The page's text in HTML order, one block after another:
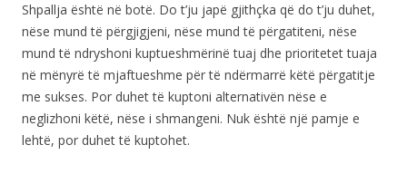
Shpallja është në botë. Do t’ju japë gjithçka që do t’ju duhet,
nëse mund të përgjigjeni, nëse mund të përgatiteni, nëse
mund të ndryshoni kuptueshmërinë tuaj dhe prioritetet tuaja
në mënyrë të mjaftueshme për të ndërmarrë këtë përgatitje
me sukses. Por duhet të kuptoni alternativën nëse e
neglizhoni këtë, nëse i shmangeni. Nuk është një pamje e
lehtë, por duhet të kuptohet.